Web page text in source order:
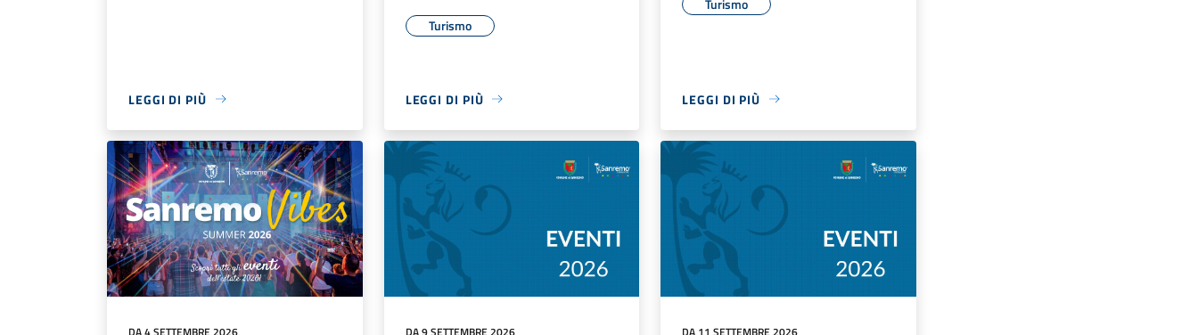
LEGGI DI PIÙ
Turismo
LEGGI DI PIÙ
Turismo
LEGGI DI PIÙ